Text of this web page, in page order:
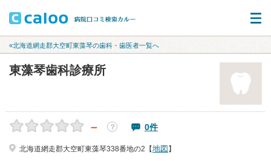
«北海道網走郡大空町東藻琴の歯科・歯医者一覧へ
東藻琴歯科診療所
－ ？ 0件
北海道網走郡大空町東藻琴338番地の2【地図 】